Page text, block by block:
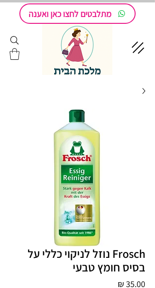
מתלבטים לחצו כאן ואענה
Frosch נוזל לניקוי כללי על
בסיס חומץ טבעי